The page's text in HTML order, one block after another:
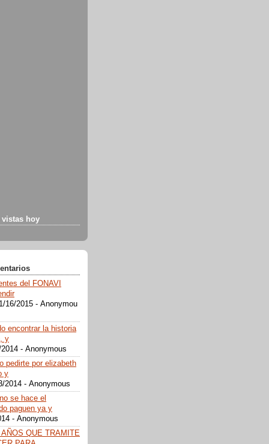
vistas hoy
del FONAVI
16/2015 - Anonymou
encontrar la historia
y
- Anonymous
pedirte por elizabeth
y
2014 - Anonymous
se hace el
paguen ya y
- Anonymous
AÑOS QUE TRAMITE